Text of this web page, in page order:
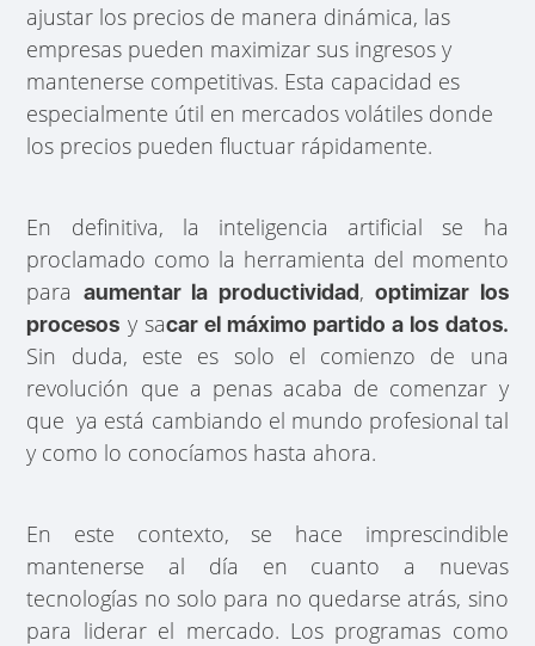
ajustar los precios de manera dinámica, las
empresas pueden maximizar sus ingresos y
mantenerse competitivas. Esta capacidad es
especialmente útil en mercados volátiles donde
los precios pueden fluctuar rápidamente.
En definitiva, la inteligencia artificial se ha
proclamado como la herramienta del momento
para aumentar la productividad,optimizar los
procesos y sacar el máximo partido a los datos.
Sin duda, este es solo el comienzo de una
revolución que a penas acaba de comenzar y
que ya está cambiando el mundo profesional tal
y como lo conocíamos hasta ahora.
En este contexto, se hace imprescindible
mantenerse al día en cuanto a nuevas
tecnologías no solo para no quedarse atrás, sino
para liderar el mercado. Los programas como